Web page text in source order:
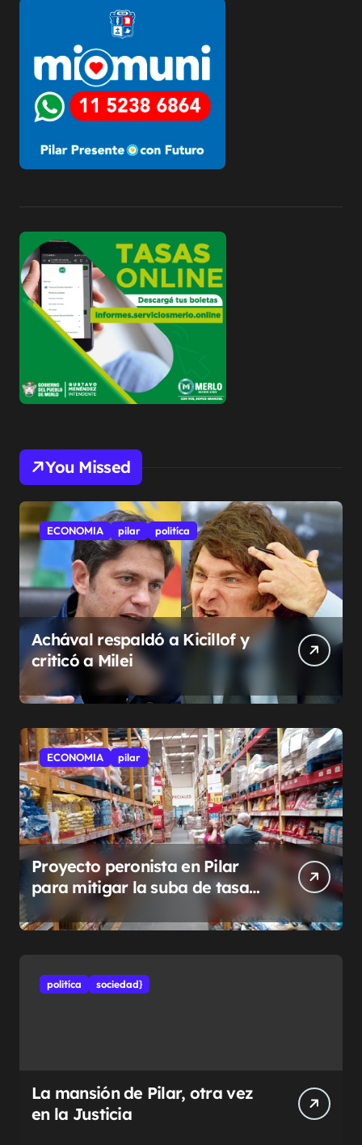
You Missed
ECONOMIA pilar politíca
Achával respaldó a Kicillof y
criticó a Milei
ECONOMIA pilar
Proyecto peronista en Pilar
para mitigar la suba de tasas
municipales
politíca sociedad}
La mansión de Pilar, otra vez
en la Justicia